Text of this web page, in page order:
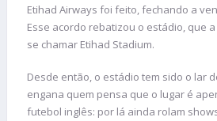
Etihad Airways foi feito, fechando a
Esse acordo rebatizou o estádio, que
se chamar Etihad Stadium.
Desde então, o estádio tem sido o lar
engana quem pensa que o lugar é
futebol inglês: por lá ainda rolam